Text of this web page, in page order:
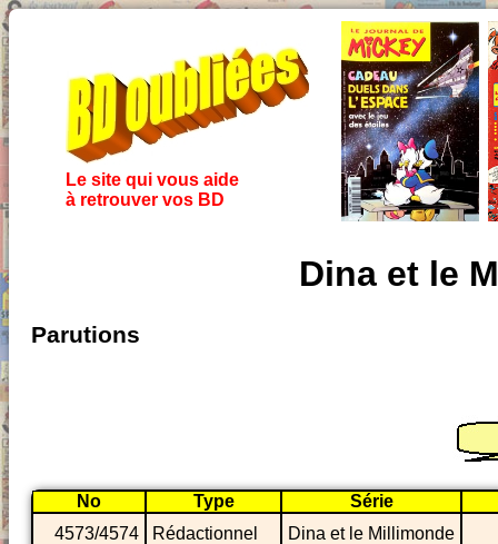
Le site qui vous aide
à retrouver vos BD
Dina et le
Parutions
No Type
Série
4573/4574
Rédactionnel Dina et le Millimonde